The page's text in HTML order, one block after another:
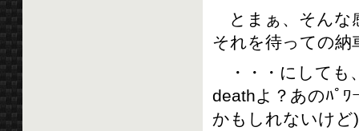
とまぁ、そんな
それを待っての納
・・・にしても
deathよ？あのﾊﾟ
かもしれないけ